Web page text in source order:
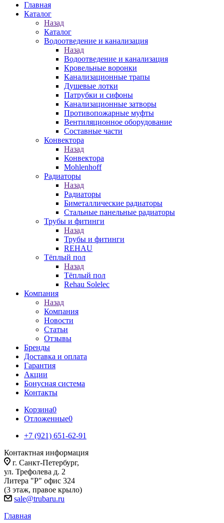
Главная
Каталог
Назад
Каталог
Водоотведение и канализация
Назад
Водоотведение и канализация
Кровельные воронки
Канализационные трапы
Душевые лотки
Патрубки и сифоны
Канализационные затворы
Противопожарные муфты
Вентиляционное оборудование
Составные части
Конвектора
Назад
Конвектора
Mohlenhoff
Радиаторы
Назад
Радиаторы
Биметаллические радиаторы
Стальные панельные радиаторы
Трубы и фитинги
Назад
Трубы и фитинги
REHAU
Тёплый пол
Назад
Тёплый пол
Rehau Solelec
Компания
Назад
Компания
Новости
Статьи
Отзывы
Бренды
Доставка и оплата
Гарантия
Акции
Бонусная система
Контакты
Корзина0
Отложенные0
+7 (921) 651-62-91
Контактная информация
г. Санкт-Петербург,
ул. Трефолева д. 2
Литера "Р" офис 324
(3 этаж, правое крыло)
sale@trubaru.ru
Главная